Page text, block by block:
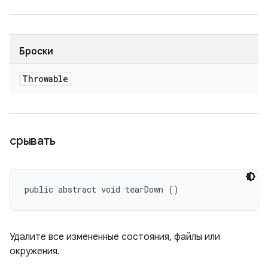
Броски
Throwable
срывать
public abstract void tearDown ()
Удалите все измененные состояния, файлы или
окружения.